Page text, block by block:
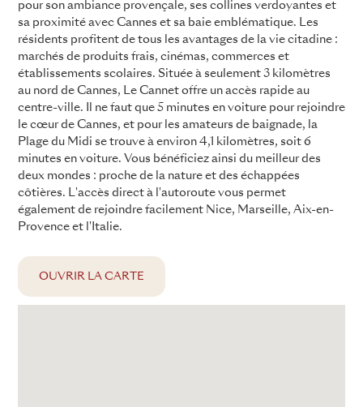
pour son ambiance provençale, ses collines verdoyantes et
sa proximité avec Cannes et sa baie emblématique. Les
résidents profitent de tous les avantages de la vie citadine :
marchés de produits frais, cinémas, commerces et
établissements scolaires. Située à seulement 3 kilomètres
au nord de Cannes, Le Cannet offre un accès rapide au
centre-ville. Il ne faut que 5 minutes en voiture pour rejoindre
le cœur de Cannes, et pour les amateurs de baignade, la
Plage du Midi se trouve à environ 4,1 kilomètres, soit 6
minutes en voiture. Vous bénéficiez ainsi du meilleur des
deux mondes : proche de la nature et des échappées
côtières. L'accès direct à l'autoroute vous permet
également de rejoindre facilement Nice, Marseille, Aix-en-
Provence et l'Italie.
OUVRIR LA CARTE